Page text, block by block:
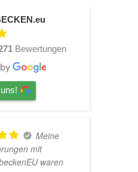
Bewertungen
Meine
mit
waren